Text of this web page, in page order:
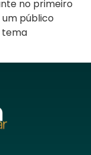
no primeiro
um público
tema